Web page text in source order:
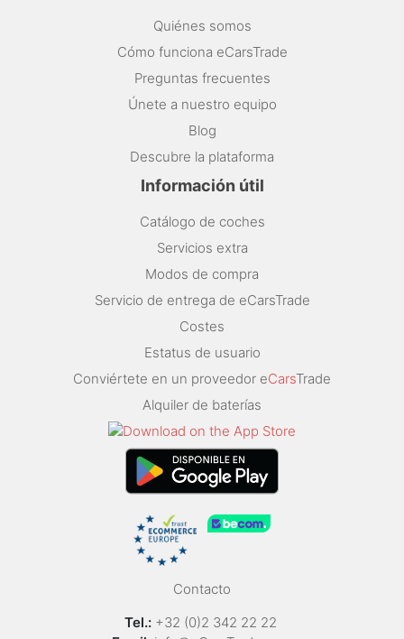
Quiénes somos
Cómo funciona eCarsTrade
Preguntas frecuentes
Únete a nuestro equipo
Blog
Descubre la plataforma
Información útil
Catálogo de coches
Servicios extra
Modos de compra
Servicio de entrega de eCarsTrade
Costes
Estatus de usuario
Conviértete en un proveedor eCarsTrade
Alquiler de baterías
Contacto
Tel.: +32 (0)2 342 22 22